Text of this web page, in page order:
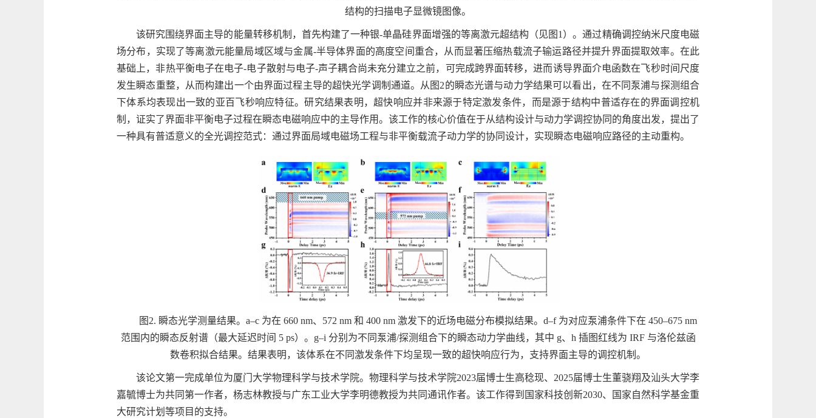
结构的扫描电子显微镜图像。
该研究围绕界面主导的能量转移机制，首先构建了一种银-单晶硅界面增强的等离激元超结构（见图1）。通过精确调控纳米尺度电磁
场分布，实现了等离激元能量局域区域与金属-半导体界面的高度空间重合，从而显著压缩热载流子输运路径并提升界面提取效率。在此
基础上，非热平衡电子在电子-电子散射与电子-声子耦合尚未充分建立之前，可完成跨界面转移，进而诱导界面介电函数在飞秒时间尺度
发生瞬态重整，从而构建出一个由界面过程主导的超快光学调制通道。从图2的瞬态光谱与动力学结果可以看出，在不同泵浦与探测组合
下体系均表现出一致的亚百飞秒响应特征。研究结果表明，超快响应并非来源于特定激发条件，而是源于结构中普适存在的界面调控机
制，证实了界面非平衡电子过程在瞬态电磁响应中的主导作用。该工作的核心价值在于从结构设计与动力学调控协同的角度出发，提出了
一种具有普适意义的全光调控范式：通过界面局域电磁场工程与非平衡载流子动力学的协同设计，实现瞬态电磁响应路径的主动重构。
图2. 瞬态光学测量结果。a–c 为在 660 nm、572 nm 和 400 nm 激发下的近场电磁分布模拟结果。d–f 为对应泵浦条件下在 450–675 nm
范围内的瞬态反射谱（最大延迟时间 5 ps）。g–i 分别为不同泵浦/探测组合下的瞬态动力学曲线，其中 g、h 插图红线为 IRF 与洛伦兹函
数卷积拟合结果。结果表明，该体系在不同激发条件下均呈现一致的超快响应行为，支持界面主导的调控机制。
该论文第一完成单位为厦门大学物理科学与技术学院。物理科学与技术学院2023届博士生高稔现、2025届博士生董骁翔及汕头大学李
嘉毓博士为共同第一作者，杨志林教授与广东工业大学李明德教授为共同通讯作者。该工作得到国家科技创新2030、国家自然科学基金重
大研究计划等项目的支持。